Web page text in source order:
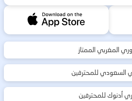
المغربي الممتاز
السعودي للمحترفين
أدنوك للمحترفين